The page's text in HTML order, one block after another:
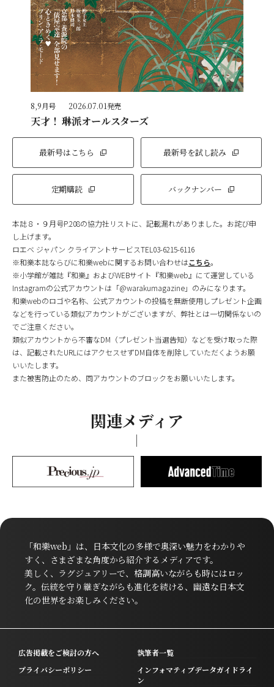
8,9月号 2026.07.01発売
天才！ 琳派オールスターズ
最新号はこちら 最新号を試し読み
定期購読 バックナンバー
本誌８・９月号P.208の協力社リストに、記載漏れがありました。お詫び申
し上げます。
ロエベ ジャパン クライアントサービスTEL03-6215-6116
※和樂本誌ならびに和樂webに関するお問い合わせはこちら。
※小学館が雑誌『和樂』およびWEBサイト『和樂web』にて運営している
Instagramの公式アカウントは「@warakumagazine」のみになります。
和樂webのロゴや名称、公式アカウントの投稿を無断使用しプレゼント企画
などを行っている類似アカウントがございますが、弊社とは一切関係ないの
でご注意ください。
類似アカウントから不審なDM（プレゼント当選告知）などを受け取った際
は、記載されたURLにはアクセスせずDM自体を削除していただくようお願
いいたします。
また被害防止のため、同アカウントのブロックをお願いいたします。
関連メディア
「和樂web」は、日本文化の多様で奥深い魅力をわかりや
すく、さまざまな角度から紹介するメディアです。
美しく、ラグジュアリーで、格調高いながらも時にはロッ
ク。伝統を守り継ぎながらも進化を続ける、幽遠な日本文
化の世界をお楽しみください。
広告掲載をご検討の方へ
執筆者一覧
プライバシーポリシー
インフォマティブデータガイドライ
ン